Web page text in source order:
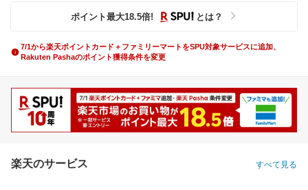
ポイント最大18.5倍! とは？
7/1から楽天ポイントカード＋ファミリーマートをSPU対象サービスに追加、
Rakuten Pashaのポイント獲得条件を変更
楽天のサービス すべて見る